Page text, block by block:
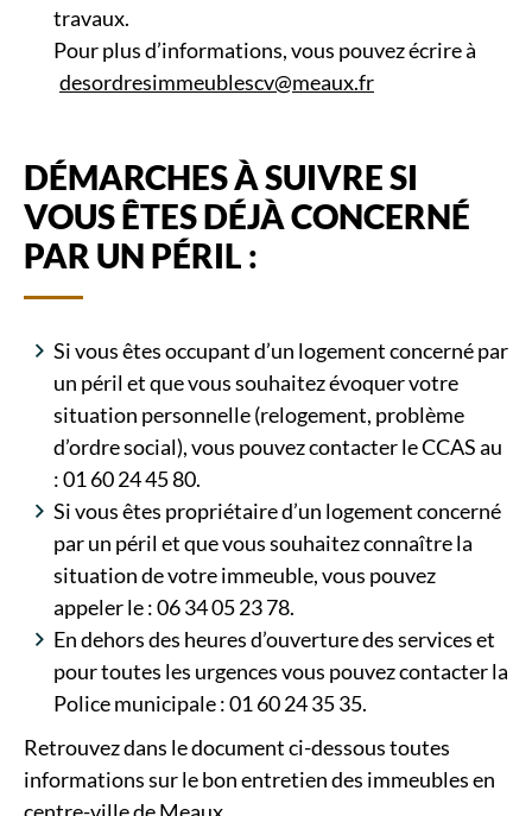
travaux.
Pour plus d’informations, vous pouvez écrire à
desordresimmeublescv@meaux.fr
DÉMARCHES À SUIVRE SI
VOUS ÊTES DÉJÀ CONCERNÉ
PAR UN PÉRIL :
Si vous êtes occupant d’un logement concerné par
un péril et que vous souhaitez évoquer votre
situation personnelle (relogement, problème
d’ordre social), vous pouvez contacter le CCAS au
: 01 60 24 45 80.
Si vous êtes propriétaire d’un logement concerné
par un péril et que vous souhaitez connaître la
situation de votre immeuble, vous pouvez
appeler le : 06 34 05 23 78.
En dehors des heures d’ouverture des services et
pour toutes les urgences vous pouvez contacter la
Police municipale : 01 60 24 35 35.
Retrouvez dans le document ci-dessous toutes
informations sur le bon entretien des immeubles en